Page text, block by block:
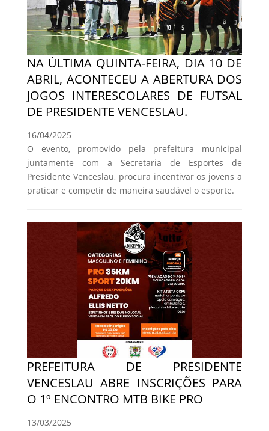
NA ÚLTIMA QUINTA-FEIRA, DIA 10 DE
ABRIL, ACONTECEU A ABERTURA DOS
JOGOS INTERESCOLARES DE FUTSAL
DE PRESIDENTE VENCESLAU.
16/04/2025
O evento, promovido pela prefeitura municipal
juntamente com a Secretaria de Esportes de
Presidente Venceslau, procura incentivar os jovens a
praticar e competir de maneira saudável o esporte.
PREFEITURA DE PRESIDENTE
VENCESLAU ABRE INSCRIÇÕES PARA
O 1º ENCONTRO MTB BIKE PRO
13/03/2025